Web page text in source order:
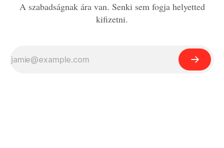
A szabadságnak ára van. Senki sem fogja helyetted
kifizetni.